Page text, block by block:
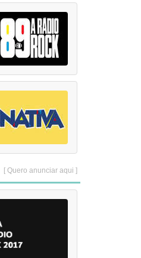
[ Quero anunciar aqui ]